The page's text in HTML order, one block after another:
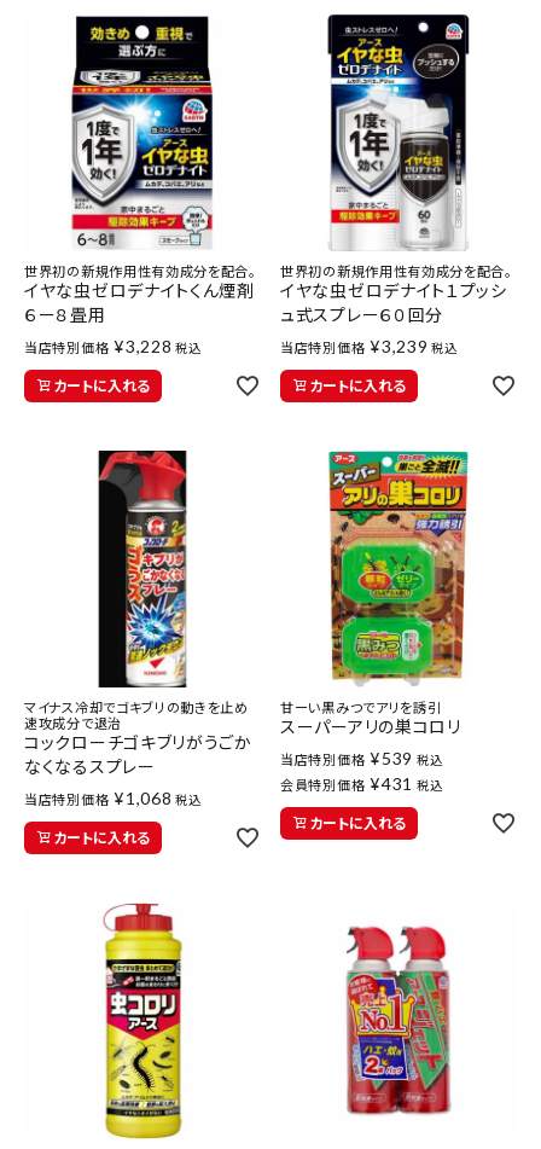
世界初の新規作用性有効成分を配合。
イヤな虫ゼロデナイトくん煙剤
６ー８畳用
当店特別価格 ¥3,228 税込
カートに入れる
世界初の新規作用性有効成分を配合。
イヤな虫ゼロデナイト１プッシ
ュ式スプレー６０回分
当店特別価格 ¥3,239 税込
カートに入れる
マイナス冷却でゴキブリの動きを止め
速攻成分で退治
コックローチゴキブリがうごか
なくなるスプレー
当店特別価格 ¥1,068 税込
カートに入れる
甘ーい黒みつでアリを誘引
スーパーアリの巣コロリ
当店特別価格 ¥539 税込
会員特別価格 ¥431 税込
カートに入れる